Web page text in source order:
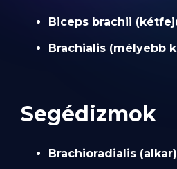
Biceps brachii
Brachialis (mélyebb
Segédizmok
Brachioradialis (alkar)